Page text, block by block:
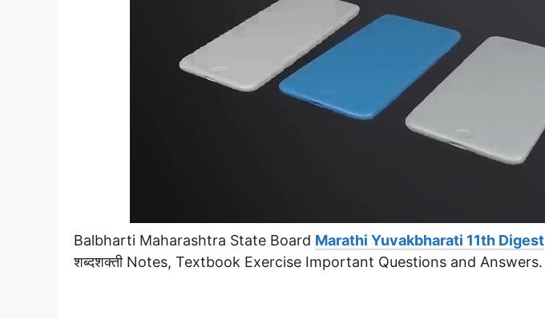
Balbharti Maharashtra State Board Marathi Yuvakbharati 11th Digest
शब्दशक्ती Notes, Textbook Exercise Important Questions and Answers.